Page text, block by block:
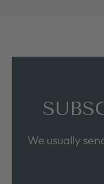
We usually